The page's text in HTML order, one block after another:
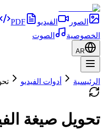
الصور الفيديو PDF
الخصوصية
الصوت
AR
الرئيسية أدوات الفيديو
تحويل صيغة